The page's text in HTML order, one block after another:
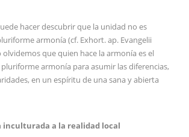
hacer descubrir que la unidad no es
armonía (cf. Exhort. ap. Evangelii
olvidemos que quien hace la armonía es el
armonía para asumir las diferencias,
en un espíritu de una sana y abierta
inculturada a la realidad local